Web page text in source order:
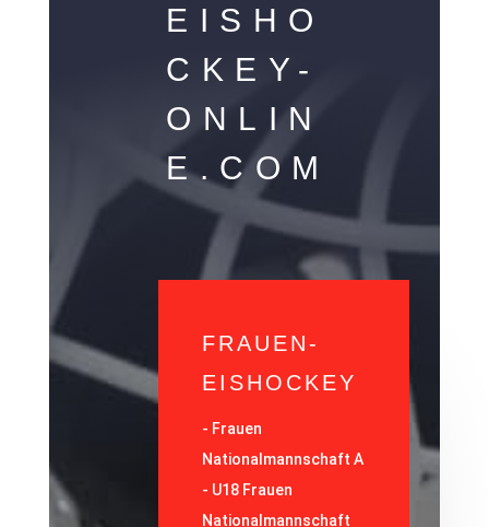
EISHO
CKEY-
ONLIN
E.COM
FRAUEN-
EISHOCKEY
- Frauen
Nationalmannschaft A
- U18 Frauen
Nationalmannschaft